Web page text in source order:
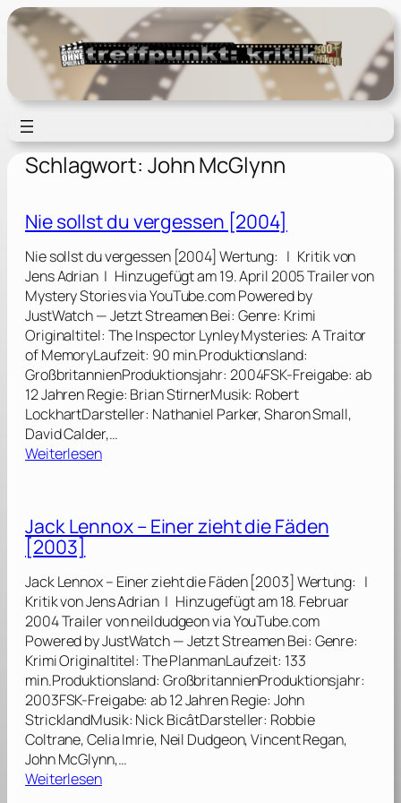
Zum
Inhalt
springen
Schlagwort: John McGlynn
Nie sollst du vergessen [2004]
Nie sollst du vergessen [2004] Wertung: | Kritik von
Jens Adrian | Hinzugefügt am 19. April 2005 Trailer von
Mystery Stories via YouTube.com Powered by
JustWatch — Jetzt Streamen Bei: Genre: Krimi
Originaltitel: The Inspector Lynley Mysteries: A Traitor
of MemoryLaufzeit: 90 min.Produktionsland:
GroßbritannienProduktionsjahr: 2004FSK-Freigabe: ab
12 Jahren Regie: Brian StirnerMusik: Robert
LockhartDarsteller: Nathaniel Parker, Sharon Small,
David Calder,…
Weiterlesen:
s
l
s
d
u
v
e
r
g
e
s
Jack Lennox – Einer zieht die Fäden
[2003]
Jack Lennox – Einer zieht die Fäden [2003] Wertung: |
Kritik von Jens Adrian | Hinzugefügt am 18. Februar
2004 Trailer von neildudgeon via YouTube.com
Powered by JustWatch — Jetzt Streamen Bei: Genre:
Krimi Originaltitel: The PlanmanLaufzeit: 133
min.Produktionsland: GroßbritannienProduktionsjahr:
2003FSK-Freigabe: ab 12 Jahren Regie: John
StricklandMusik: Nick BicâtDarsteller: Robbie
Coltrane, Celia Imrie, Neil Dudgeon, Vincent Regan,
John McGlynn,…
Weiterlesen: